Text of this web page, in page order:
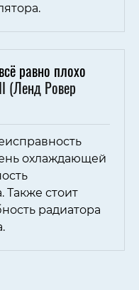
равно плохо
(Ленд Ровер
охлаждающей
Также стоит
радиатора